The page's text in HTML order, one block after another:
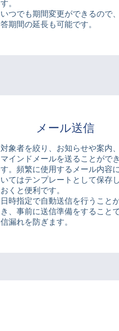
す。
いつでも期間変更ができるので
答期間の延長も可能です。
メール送信
対象者を絞り、お知らせや案内
マインドメールを送ることがで
す。頻繁に使用するメール内容
いてはテンプレートとして保存
おくと便利です。
日時指定で自動送信を行うこと
き、事前に送信準備をすること
信漏れを防ぎます。